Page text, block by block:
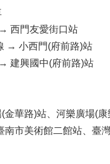
西門友愛街口站
→ 小西門(府前路)站
建興國中(府前路)站
金華路)站、河樂廣場(
南市美術館二館站、臺